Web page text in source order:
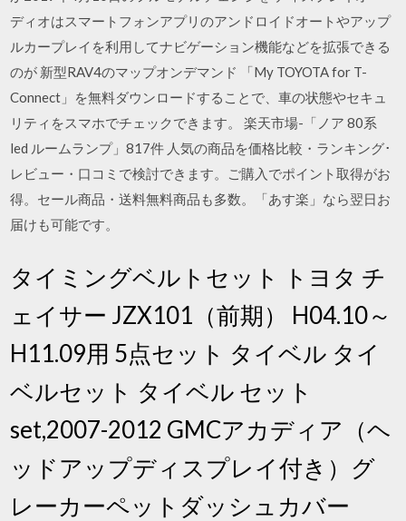
ディオはスマートフォンアプリのアンドロイドオートやアップ
ルカープレイを利用してナビゲーション機能などを拡張できる
のが 新型RAV4のマップオンデマンド 「My TOYOTA for T-
Connect」を無料ダウンロードすることで、車の状態やセキュ
リティをスマホでチェックできます。 楽天市場-「ノア 80系
led ルームランプ」817件 人気の商品を価格比較・ランキング･
レビュー・口コミで検討できます。ご購入でポイント取得がお
得。セール商品・送料無料商品も多数。「あす楽」なら翌日お
届けも可能です。
タイミングベルトセット トヨタ チ
ェイサー JZX101（前期） H04.10～
H11.09用 5点セット タイベル タイ
ベルセット タイベル セット
set,2007-2012 GMCアカディア（ヘ
ッドアップディスプレイ付き）グ
レーカーペットダッシュカバー